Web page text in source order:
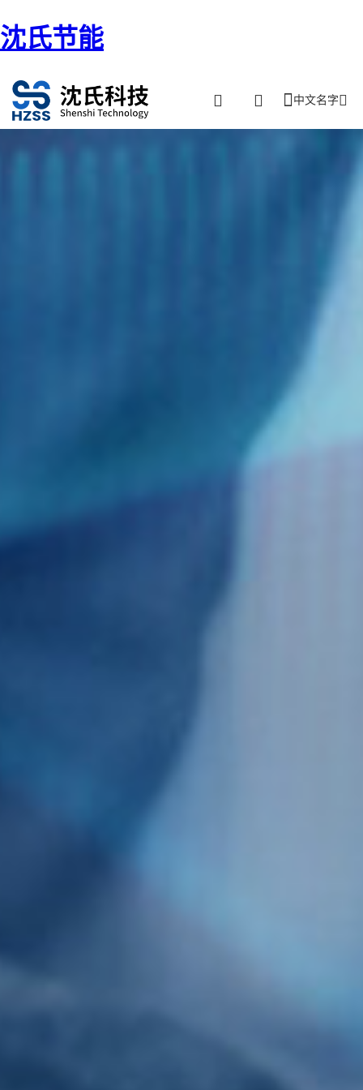
沈氏节能
中文名字